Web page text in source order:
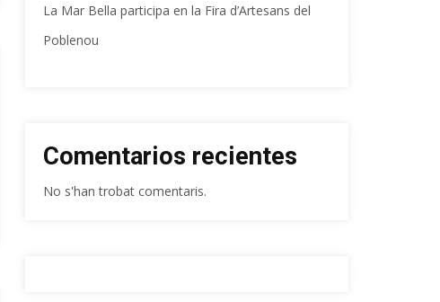
La Mar Bella participa en la Fira d’Artesans del
Poblenou
Comentarios recientes
No s'han trobat comentaris.